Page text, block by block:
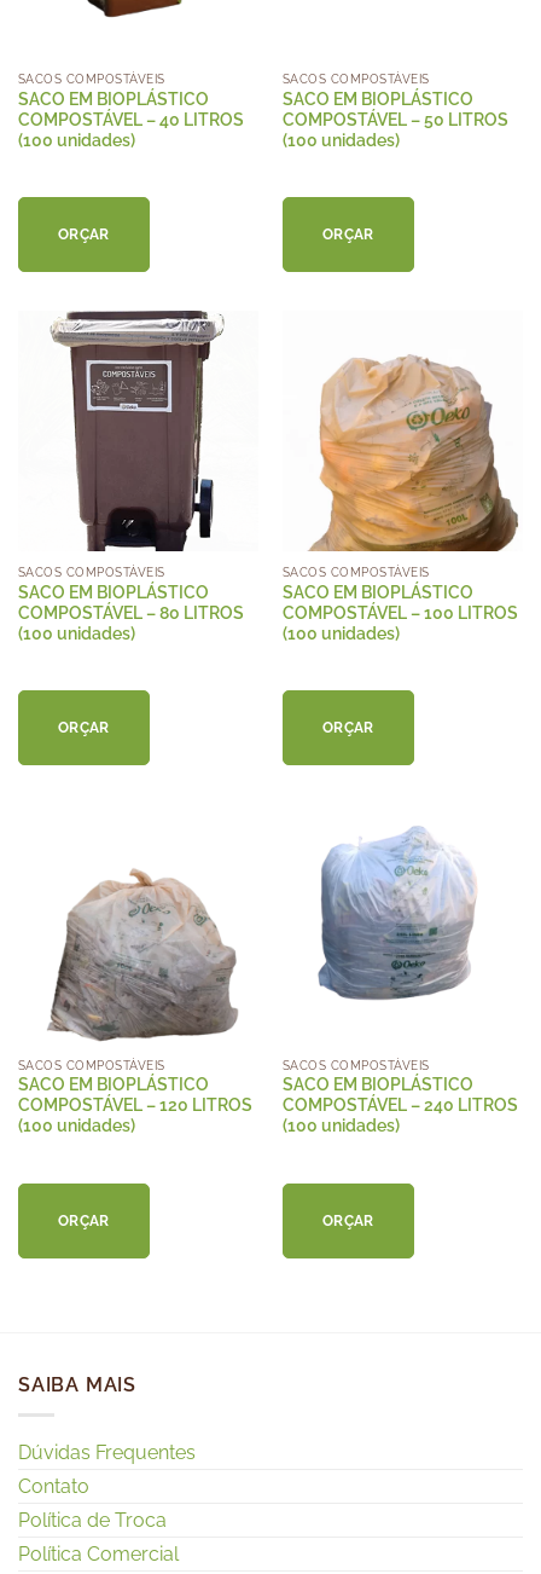
SACOS COMPOSTÁVEIS
SACO EM BIOPLÁSTICO
COMPOSTÁVEL – 40 LITROS
(100 unidades)
ORÇAR
SACOS COMPOSTÁVEIS
SACO EM BIOPLÁSTICO
COMPOSTÁVEL – 50 LITROS
(100 unidades)
ORÇAR
SACOS COMPOSTÁVEIS
SACO EM BIOPLÁSTICO
COMPOSTÁVEL – 80 LITROS
(100 unidades)
ORÇAR
SACOS COMPOSTÁVEIS
SACO EM BIOPLÁSTICO
COMPOSTÁVEL – 100 LITROS
(100 unidades)
ORÇAR
SACOS COMPOSTÁVEIS
SACO EM BIOPLÁSTICO
COMPOSTÁVEL – 120 LITROS
(100 unidades)
ORÇAR
SACOS COMPOSTÁVEIS
SACO EM BIOPLÁSTICO
COMPOSTÁVEL – 240 LITROS
(100 unidades)
ORÇAR
SAIBA MAIS
Dúvidas Frequentes
Contato
Política de Troca
Política Comercial